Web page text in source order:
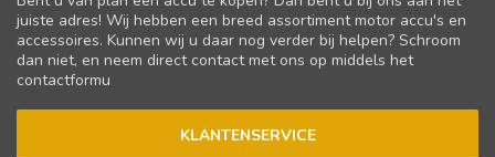
juiste adres! Wij hebben een breed assortiment motor accu's en
accessoires. Kunnen wij u daar nog verder bij helpen? Schroom
dan niet, en neem direct contact met ons op middels het
contactformu
KLANTENSERVICE